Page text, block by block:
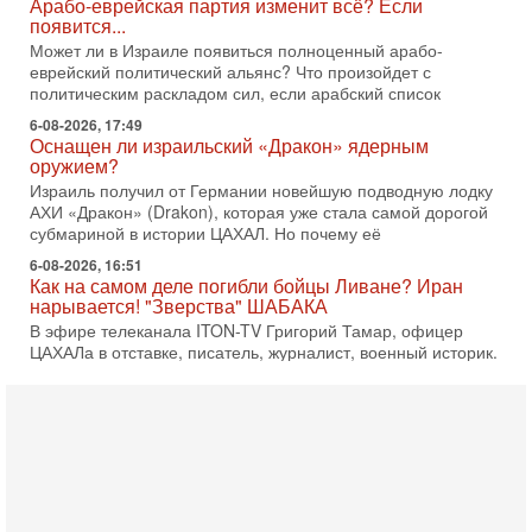
оружием?
Израиль получил от Германии новейшую подводную лодку
АХИ «Дракон» (Drakon), которая уже стала самой дорогой
субмариной в истории ЦАХАЛ. Но почему её
6-08-2026, 16:51
Как на самом деле погибли бойцы Ливане? Иран
нарывается! "Зверства" ШАБАКА
В эфире телеканала ITON-TV Григорий Тамар, офицер
ЦАХАЛа в отставке, писатель, журналист, военный историк.
Ведет программу Александр Гур-Арье.
6-08-2026, 08:20
«Дракон» усилил ВМС Израиля - НОВОСТИ
06/08/2026
Германия передала Израилю новейшую подводную лодку
АХИ «Дракон», которую называют самой мощной
субмариной на Ближнем Востоке. Передача прошла на